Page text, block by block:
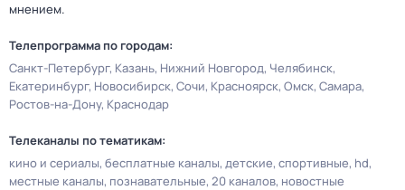
мнением.
Телепрограмма по городам:
Санкт-Петербург Казань Нижний Новгород Челябинск
Екатеринбург Новосибирск Сочи Красноярск Омск Самара
Ростов-на-Дону Краснодар
Телеканалы по тематикам:
кино и сериалы бесплатные каналы детские спортивные hd
местные каналы познавательные 20 каналов новостные